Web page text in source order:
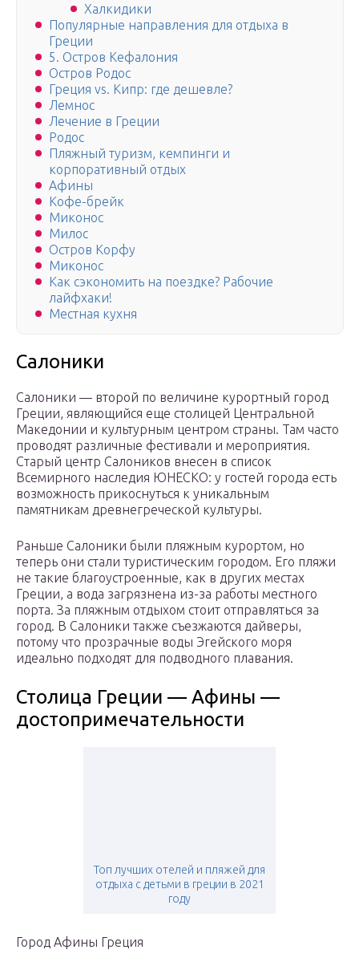
Халкидики
Популярные направления для отдыха в
Греции
5. Остров Кефалония
Остров Родос
Греция vs. Кипр: где дешевле?
Лемнос
Лечение в Греции
Родос
Пляжный туризм, кемпинги и
корпоративный отдых
Афины
Кофе-брейк
Миконос
Милос
Остров Корфу
Миконос
Как сэкономить на поездке? Рабочие
лайфхаки!
Местная кухня
Салоники
Салоники — второй по величине курортный город
Греции, являющийся еще столицей Центральной
Македонии и культурным центром страны. Там часто
проводят различные фестивали и мероприятия.
Старый центр Салоников внесен в список
Всемирного наследия ЮНЕСКО: у гостей города есть
возможность прикоснуться к уникальным
памятникам древнегреческой культуры.
Раньше Салоники были пляжным курортом, но
теперь они стали туристическим городом. Его пляжи
не такие благоустроенные, как в других местах
Греции, а вода загрязнена из-за работы местного
порта. За пляжным отдыхом стоит отправляться за
город. В Салоники также съезжаются дайверы,
потому что прозрачные воды Эгейского моря
идеально подходят для подводного плавания.
Столица Греции — Афины —
достопримечательности
Топ лучших отелей и пляжей для
отдыха с детьми в греции в 2021
году
Город Афины Греция